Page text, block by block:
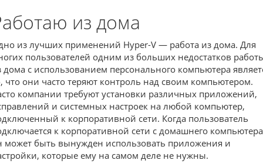
из дома
из лучших применений Hyper-V — работа из дома. Для
пользователей одним из больших недостатков
дома с использованием персонального компьютера
что они часто теряют контроль над своим компьютером.
компании требуют установки различных приложений,
и системных настроек на любой компьютер,
к корпоративной сети. Когда пользователь
к корпоративной сети с домашнего
может быть вынужден использовать приложения и
которые ему на самом деле не нужны.